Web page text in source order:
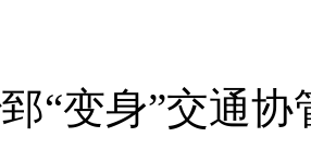
7次住院
进行模拟发射演练
变身”交通协